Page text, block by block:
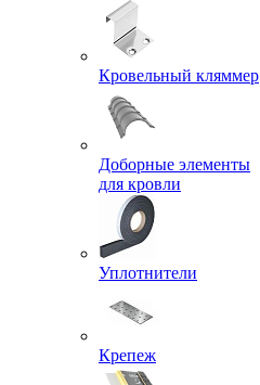
Кровельный кляммер
Доборные элементы
для кровли
Уплотнители
Крепеж